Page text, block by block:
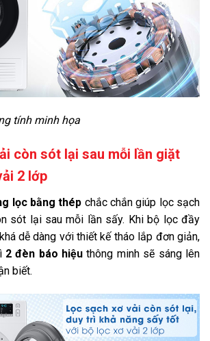
tính minh họa
còn sót lại sau mỗi lần giặt
2 lớp
lọc bằng thép chắc chắn giúp lọc sạch
sót lại sau mỗi lần sấy. Khi bộ lọc đầy
dễ dàng với thiết kế tháo lắp đơn giản,
2 đèn báo hiệuthông minh sẽ sáng lên
biết.